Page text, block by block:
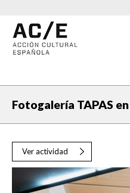
Fotogalería TAPAS
Ver actividad